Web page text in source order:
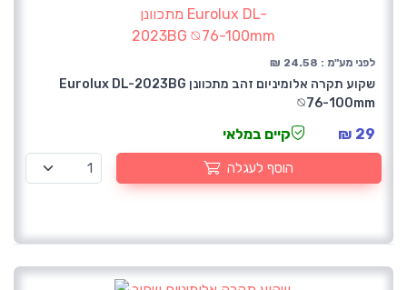
לפני מע"מ : 24.58 ₪
שקוע תקרה אלומיניום זהב מתכוונן Eurolux DL-2023BG
⦰76-100mm
29 ₪ קיים במלאי
הוסף לעגלה